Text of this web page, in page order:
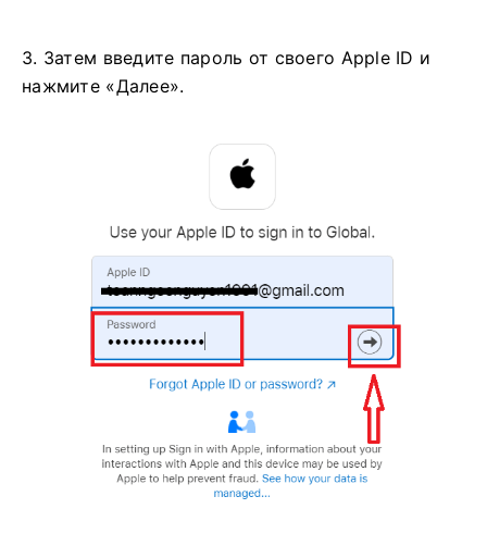
3. Затем введите пароль от своего Apple ID и
нажмите «Далее».